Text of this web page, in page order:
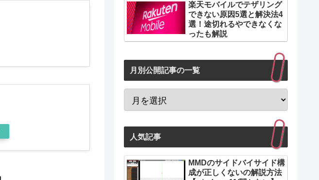
楽天モバイルでテザリング
できない原因5選と解決法4
選！途切れるやできなくな
ったも解説
月別公開記事の一覧
人気記事
MMDのサイドバイサイド構
成が正しくないの解説方法